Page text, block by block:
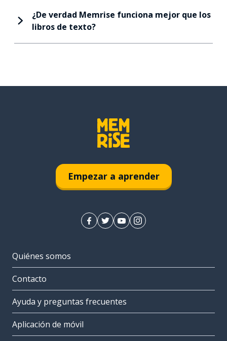
¿De verdad Memrise funciona mejor que los
libros de texto?
Empezar a aprender
Quiénes somos
Contacto
Ayuda y preguntas frecuentes
Aplicación de móvil